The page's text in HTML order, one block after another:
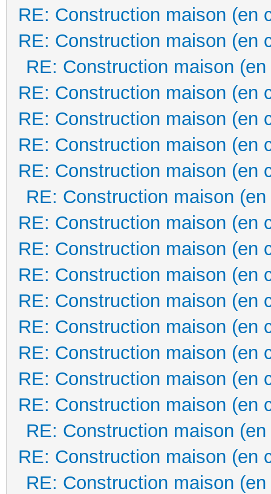
RE: Construction maison (en
RE: Construction maison (en
RE: Construction maison
RE: Construction maison (en
RE: Construction maison (en
RE: Construction maison (en
RE: Construction maison (en
RE: Construction maison
RE: Construction maison (en
RE: Construction maison (en
RE: Construction maison (en
RE: Construction maison (en
RE: Construction maison (en
RE: Construction maison (en
RE: Construction maison (en
RE: Construction maison (en
RE: Construction maison
RE: Construction maison (en
RE: Construction maison